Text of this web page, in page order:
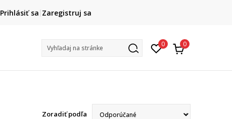
DOPRAVA ZADARMO
pri objednaní nad 80 € (neplatí pre Click&Collect)
Prihlásiť sa Zaregistruj sa
Vyhľadaj na stránke 0 0
Zoradiť podľa